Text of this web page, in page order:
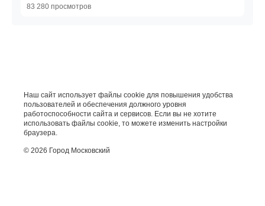
83 280 просмотров
Наш сайт использует файлы cookie для повышения удобства
пользователей и обеспечения должного уровня
работоспособности сайта и сервисов. Если вы не хотите
использовать файлы cookie, то можете изменить настройки
браузера.
© 2026 Город Московский